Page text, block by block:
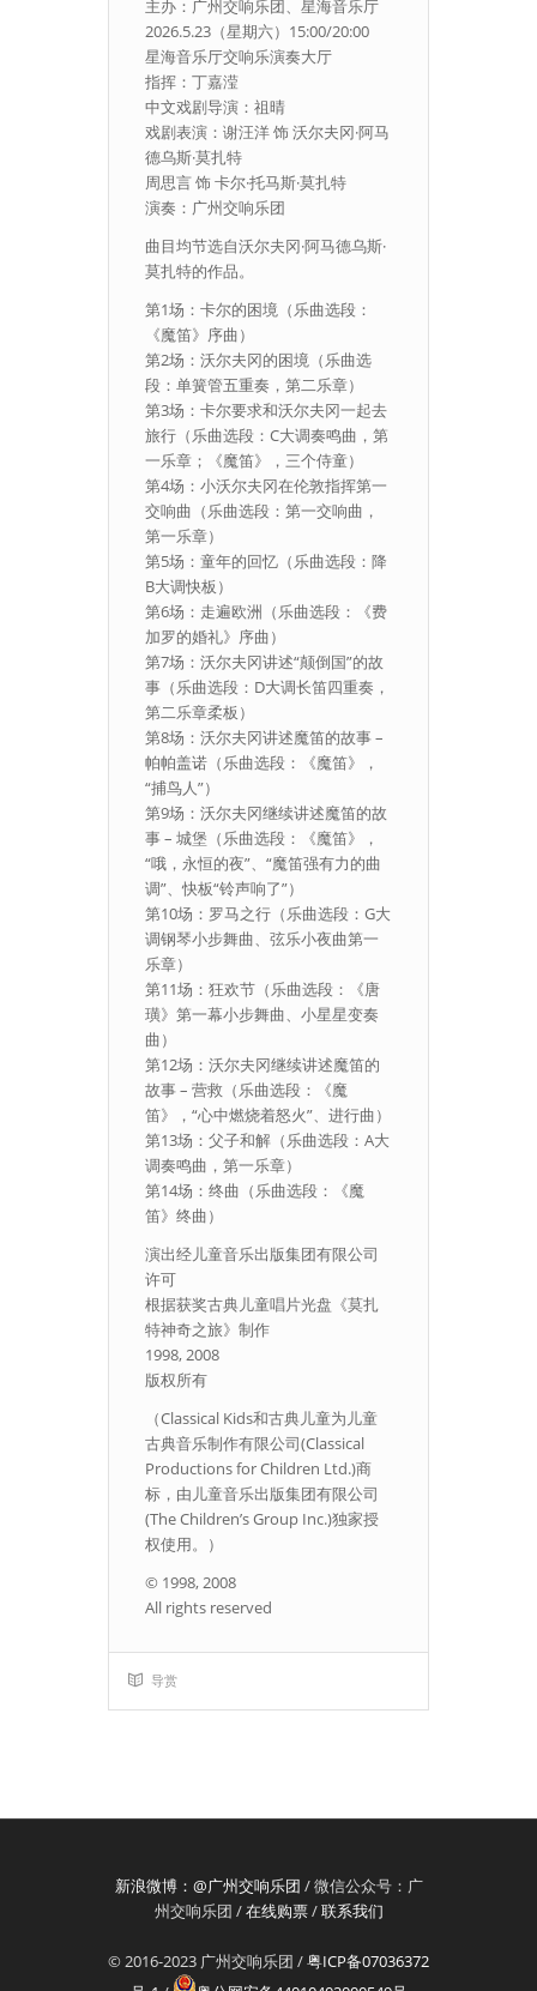
主办：广州交响乐团、星海音乐厅
2026.5.23（星期六）15:00/20:00
星海音乐厅交响乐演奏大厅
指挥：丁嘉滢
中文戏剧导演：祖晴
戏剧表演：谢汪洋 饰 沃尔夫冈·阿马
德乌斯·莫扎特
周思言 饰 卡尔·托马斯·莫扎特
演奏：广州交响乐团
曲目均节选自沃尔夫冈·阿马德乌斯·
莫扎特的作品。
第1场：卡尔的困境（乐曲选段：
《魔笛》序曲）
第2场：沃尔夫冈的困境（乐曲选
段：单簧管五重奏，第二乐章）
第3场：卡尔要求和沃尔夫冈一起去
旅行（乐曲选段：C大调奏鸣曲，第
一乐章；《魔笛》，三个侍童）
第4场：小沃尔夫冈在伦敦指挥第一
交响曲（乐曲选段：第一交响曲，
第一乐章）
第5场：童年的回忆（乐曲选段：降
B大调快板）
第6场：走遍欧洲（乐曲选段：《费
加罗的婚礼》序曲）
第7场：沃尔夫冈讲述“颠倒国”的故
事（乐曲选段：D大调长笛四重奏，
第二乐章柔板）
第8场：沃尔夫冈讲述魔笛的故事 –
帕帕盖诺（乐曲选段：《魔笛》，
“捕鸟人”）
第9场：沃尔夫冈继续讲述魔笛的故
事 – 城堡（乐曲选段：《魔笛》，
“哦，永恒的夜”、“魔笛强有力的曲
调”、快板“铃声响了”）
第10场：罗马之行（乐曲选段：G大
调钢琴小步舞曲、弦乐小夜曲第一
乐章）
第11场：狂欢节（乐曲选段：《唐
璜》第一幕小步舞曲、小星星变奏
曲）
第12场：沃尔夫冈继续讲述魔笛的
故事 – 营救（乐曲选段：《魔
笛》，“心中燃烧着怒火”、进行曲）
第13场：父子和解（乐曲选段：A大
调奏鸣曲，第一乐章）
第14场：终曲（乐曲选段：《魔
笛》终曲）
演出经儿童音乐出版集团有限公司
许可
根据获奖古典儿童唱片光盘《莫扎
特神奇之旅》制作
1998, 2008
版权所有
（Classical Kids和古典儿童为儿童
古典音乐制作有限公司(Classical
Productions for Children Ltd.)商
标，由儿童音乐出版集团有限公司
(The Children’s Group Inc.)独家授
权使用。）
© 1998, 2008
All rights reserved
导赏
新浪微博：@广州交响乐团 / 微信公众号：广
州交响乐团 /在线购票/联系我们
© 2016-2023 广州交响乐团 /粤ICP备07036372